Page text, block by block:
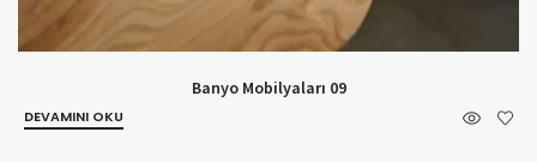
Banyo Mobilyaları 09
DEVAMINI OKU